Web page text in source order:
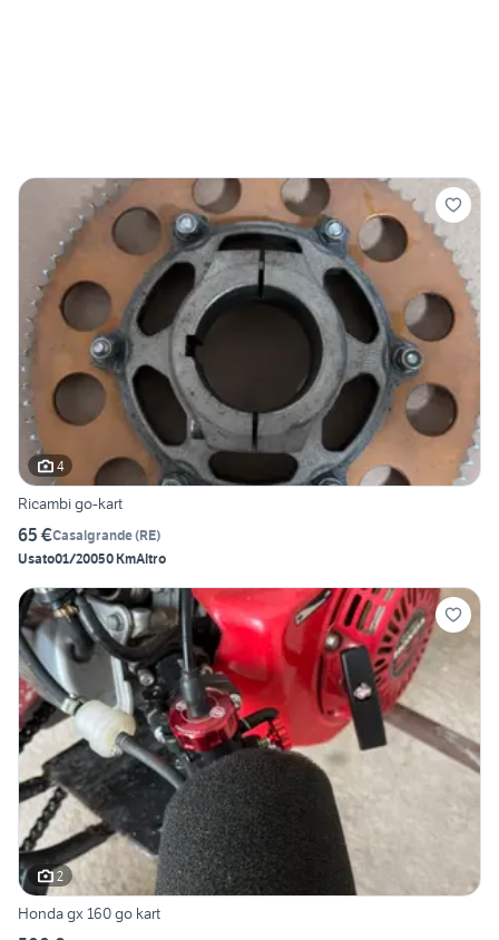
4
Ricambi go-kart
65 €Casalgrande(RE)
Usato01/20050 KmAltro
2
Honda gx 160 go kart